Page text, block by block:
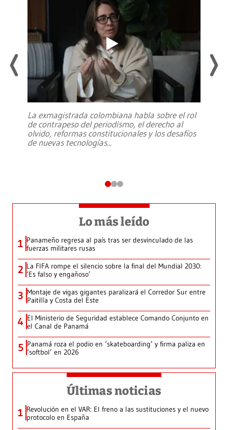
La exmagistrada colombiana habla sobre el rol
de contrapeso del periodismo, el derecho al
olvido, reformas constitucionales y los desafíos
de nuevas tecnologías...
Lo más leído
1 Panameño regresa al país tras ser desvinculado de las
fuerzas militares rusas
2 La FIFA rompe el silencio sobre la final del Mundial 2030:
‘Es falso y engañoso’
3 Montaje de vigas gigantes paralizará el Corredor Sur entre
Paitilla y Costa del Este
4 El Ministerio de Seguridad establece Comando Conjunto en
el Canal de Panamá
5 Panamá roza el podio en ‘skateboarding’ y firma paliza en
‘softbol’ en 2026
Últimas noticias
1 Revolución en el VAR: El freno a las sustituciones y el nuevo
protocolo en España